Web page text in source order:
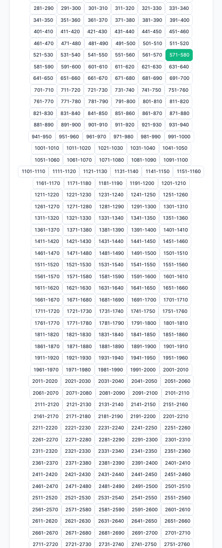
281-290 291-300 301-310 311-320 321-330 331-340
341-350 351-360 361-370 371-380 381-390 391-400
401-410 411-420 421-430 431-440 441-450 451-460
461-470 471-480 481-490 491-500 501-510 511-520
521-530 531-540 541-550 551-560 561-570 571-580
581-590 591-600 601-610 611-620 621-630 631-640
641-650 651-660 661-670 671-680 681-690 691-700
701-710 711-720 721-730 731-740 741-750 751-760
761-770 771-780 781-790 791-800 801-810 811-820
821-830 831-840 841-850 851-860 861-870 871-880
881-890 891-900 901-910 911-920 921-930 931-940
941-950 951-960 961-970 971-980 981-990 991-1000
1001-1010 1011-1020 1021-1030 1031-1040 1041-1050
1051-1060 1061-1070 1071-1080 1081-1090 1091-1100
1101-1110 1111-1120 1121-1130 1131-1140 1141-1150 1151-1160
1161-1170 1171-1180 1181-1190 1191-1200 1201-1210
1211-1220 1221-1230 1231-1240 1241-1250 1251-1260
1261-1270 1271-1280 1281-1290 1291-1300 1301-1310
1311-1320 1321-1330 1331-1340 1341-1350 1351-1360
1361-1370 1371-1380 1381-1390 1391-1400 1401-1410
1411-1420 1421-1430 1431-1440 1441-1450 1451-1460
1461-1470 1471-1480 1481-1490 1491-1500 1501-1510
1511-1520 1521-1530 1531-1540 1541-1550 1551-1560
1561-1570 1571-1580 1581-1590 1591-1600 1601-1610
1611-1620 1621-1630 1631-1640 1641-1650 1651-1660
1661-1670 1671-1680 1681-1690 1691-1700 1701-1710
1711-1720 1721-1730 1731-1740 1741-1750 1751-1760
1761-1770 1771-1780 1781-1790 1791-1800 1801-1810
1811-1820 1821-1830 1831-1840 1841-1850 1851-1860
1861-1870 1871-1880 1881-1890 1891-1900 1901-1910
1911-1920 1921-1930 1931-1940 1941-1950 1951-1960
1961-1970 1971-1980 1981-1990 1991-2000 2001-2010
2011-2020 2021-2030 2031-2040 2041-2050 2051-2060
2061-2070 2071-2080 2081-2090 2091-2100 2101-2110
2111-2120 2121-2130 2131-2140 2141-2150 2151-2160
2161-2170 2171-2180 2181-2190 2191-2200 2201-2210
2211-2220 2221-2230 2231-2240 2241-2250 2251-2260
2261-2270 2271-2280 2281-2290 2291-2300 2301-2310
2311-2320 2321-2330 2331-2340 2341-2350 2351-2360
2361-2370 2371-2380 2381-2390 2391-2400 2401-2410
2411-2420 2421-2430 2431-2440 2441-2450 2451-2460
2461-2470 2471-2480 2481-2490 2491-2500 2501-2510
2511-2520 2521-2530 2531-2540 2541-2550 2551-2560
2561-2570 2571-2580 2581-2590 2591-2600 2601-2610
2611-2620 2621-2630 2631-2640 2641-2650 2651-2660
2661-2670 2671-2680 2681-2690 2691-2700 2701-2710
2711-2720 2721-2730 2731-2740 2741-2750 2751-2760